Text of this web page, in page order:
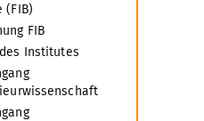
(FIB)
FIB
Institutes